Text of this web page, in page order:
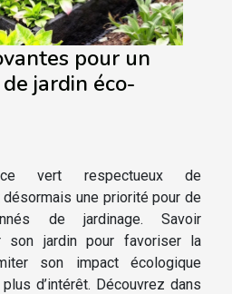
pour un
jardin éco-
vert respectueux de
désormais une priorité pour de
de jardinage. Savoir
son jardin pour favoriser la
son impact écologique
d’intérêt. Découvrez dans